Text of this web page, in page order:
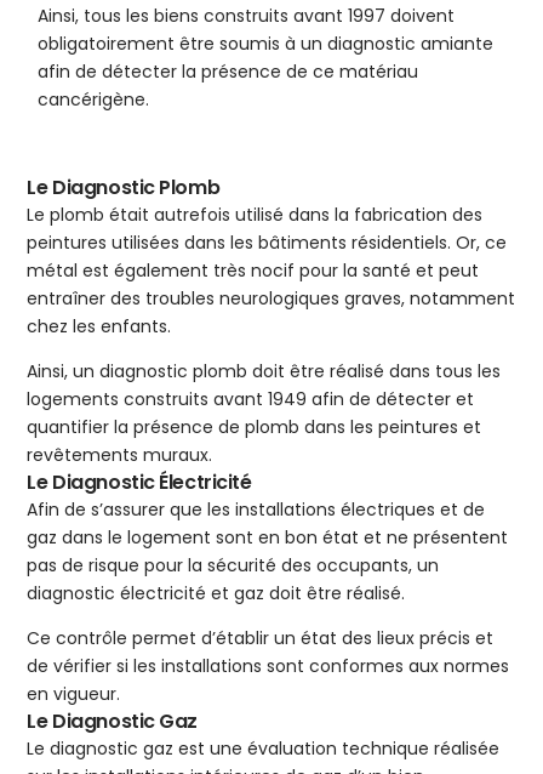
Ainsi, tous les biens construits avant 1997 doivent
obligatoirement être soumis à un diagnostic amiante
afin de détecter la présence de ce matériau
cancérigène.
Le Diagnostic Plomb
Le plomb était autrefois utilisé dans la fabrication des
peintures utilisées dans les bâtiments résidentiels. Or, ce
métal est également très nocif pour la santé et peut
entraîner des troubles neurologiques graves, notamment
chez les enfants.
Ainsi, un diagnostic plomb doit être réalisé dans tous les
logements construits avant 1949 afin de détecter et
quantifier la présence de plomb dans les peintures et
revêtements muraux.
Le Diagnostic Électricité
Afin de s’assurer que les installations électriques et de
gaz dans le logement sont en bon état et ne présentent
pas de risque pour la sécurité des occupants, un
diagnostic électricité et gaz doit être réalisé.
Ce contrôle permet d’établir un état des lieux précis et
de vérifier si les installations sont conformes aux normes
en vigueur.
Le Diagnostic Gaz
Le diagnostic gaz est une évaluation technique réalisée